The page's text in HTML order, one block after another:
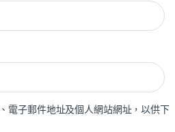
電子郵件地址及個人網站網址，以供下